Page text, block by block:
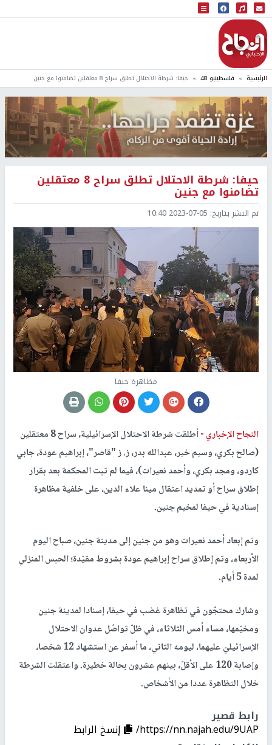
البث المباشر
إذاعة النجاح
الرئيسية فلسطينيو 48 حيفا: شرطة الاحتلال تطلق سراح 8 معتقلين تضامنوا مع جنين
حيفا: شرطة الاحتلال تطلق سراح 8 معتقلين
تضامنوا مع جنين
تم النشر بتاريخ: 2023-07-05 10:40
مظاهرة حيفا
النجاح الإخباري -
أطلقت شرطة الاحتلال الإسرائيلية، سراح 8 معتقلين
(صالح بكري، وسيم خير، عبدالله بدر، ز. ز "قاصر"، إبراهيم عودة، جابي
كاردو، ومجد بكري، وأحمد نعيرات)، فيما لم تبت المحكمة بعد بقرار
إطلاق سراح أو تمديد اعتقال مينا علاء الدين، على خلفية مظاهرة
إسنادية في حيفا لمخيم جنين.
وتم إبعاد أحمد نعيرات وهو من جنين إلى مدينة جنين، صباح اليوم
الأربعاء، وتم إطلاق سراح إبراهيم عودة بشروط مقيّدة؛ الحبس المنزلي
لمدة 5 أيام.
وشارك محتجّون في تظاهرة غضب في حيفا، إسنادا لمدينة جنين
ومخيّمها، مساء أمس الثلاثاء، في ظلّ تواصُل عدوان الاحتلال
الإسرائيليّ عليهما، ليومه الثاني، ما أسفر عن استشهاد 12 شخصا،
وإصابة 120 على الأقلّ، بينهم عشرون بحالة خطيرة. واعتقلت الشرطة
خلال التظاهرة عددا من الأشخاص.
رابط قصير
https://nn.najah.edu/9UAP/
إنسخ الرابط